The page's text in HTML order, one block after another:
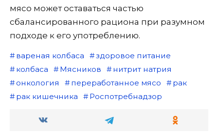
мясо может оставаться частью
сбалансированного рациона при разумном
подходе к его употреблению.
вареная колбаса
здоровое питание
колбаса
Мясников
нитрит натрия
онкология
переработанное мясо
рак
рак кишечника
Роспотребнадзор